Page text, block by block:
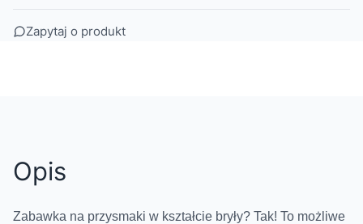
Zapytaj o produkt
Opis
Zabawka na przysmaki w kształcie bryły? Tak! To możliwe